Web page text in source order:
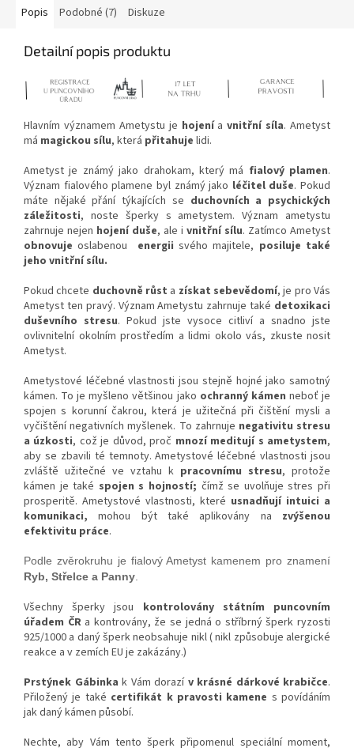
Popis Podobné (7) Diskuze
Detailní popis produktu
Hlavním významem Ametystu je hojeníavnitřní síla. Ametyst
má magickou sílu, která přitahuje lidi.
Ametyst je známý jako drahokam, který má fialový plamen.
Význam fialového plamene byl známý jako léčitel duše. Pokud
máte nějaké přání týkajících se duchovních a psychických
záležitosti, noste šperky s ametystem. Význam ametystu
zahrnuje nejen hojení duše, ale i vnitřní sílu. Zatímco Ametyst
obnovuje oslabenou energii svého majitele, posiluje také
jeho vnitřní sílu.
Pokud chcete duchovně růst a získat sebevědomí, je pro Vás
Ametyst ten pravý. Význam Ametystu zahrnuje také detoxikaci
duševního stresu. Pokud jste vysoce citliví a snadno jste
ovlivnitelní okolním prostředím a lidmi okolo vás, zkuste nosit
Ametyst.
Ametystové léčebné vlastnosti jsou stejně hojné jako samotný
kámen. To je myšleno většinou jako ochranný kámen neboť je
spojen s korunní čakrou, která je užitečná při čištění mysli a
vyčištění negativních myšlenek. To zahrnuje negativitu stresu
a úzkosti, což je důvod, proč mnozí meditují s ametystem,
aby se zbavili té temnoty. Ametystové léčebné vlastnosti jsou
zvláště užitečné ve vztahu k pracovnímu stresu, protože
kámen je také spojen s hojností; čímž se uvolňuje stres při
prosperitě. Ametystové vlastnosti, které usnadňují intuici a
komunikaci, mohou být také aplikovány na zvýšenou
efektivitu práce.
Podle zvěrokruhu je fialový Ametyst kamenem pro znamení
Ryb, Střelce a Panny
Všechny šperky jsou kontrolovány státním puncovním
úřadem ČRa kontrovány, že se jedná o stříbrný šperk ryzosti
925/1000 a daný šperk neobsahuje nikl ( nikl způsobuje alergické
reakce a v zemích EU je zakázány.)
Prstýnek Gábinka k Vám dorazí v krásné dárkové krabičce.
Přiložený je také certifikát k pravosti kamene s povídáním
jak daný kámen působí.
Nechte, aby Vám tento šperk připomenul speciální moment,